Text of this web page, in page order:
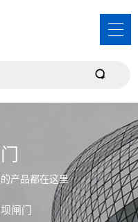
产品都在这里
闸门